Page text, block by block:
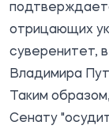
отрицающих
суверенитет,
Владимира
Таким
Сенату